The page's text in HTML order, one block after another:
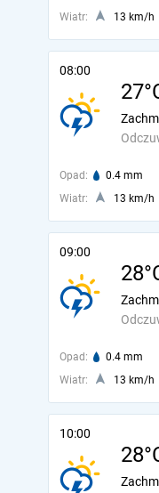
Wiatr: 13 km/h
08:00
Opad: 0.4 mm
Wiatr:
13 km/h
09:00
Opad: 0.4 mm
Wiatr:
13 km/h
10:00